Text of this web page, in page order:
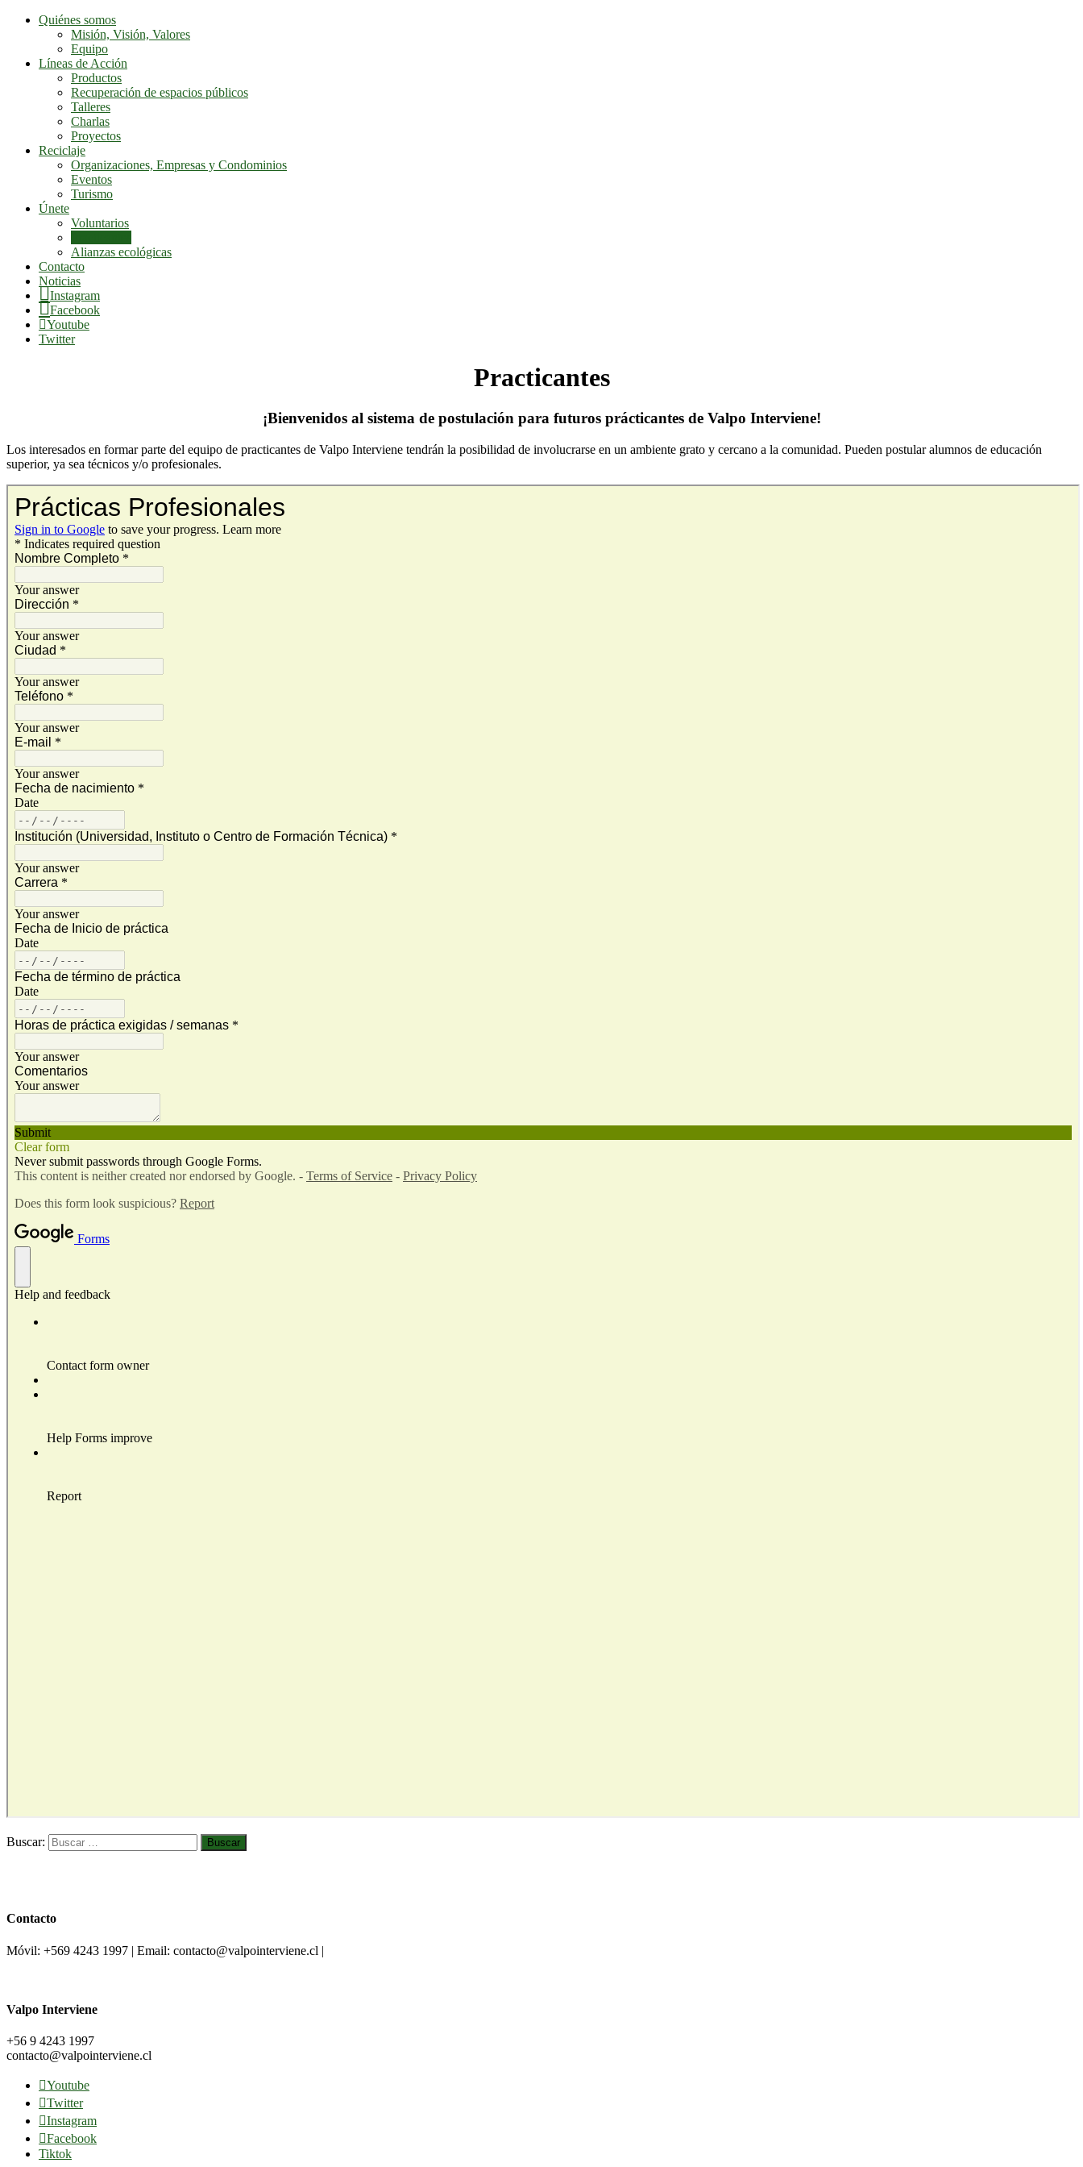
Quiénes somos
Misión, Visión, Valores
Equipo
Líneas de Acción
Productos
Recuperación de espacios públicos
Talleres
Charlas
Proyectos
Reciclaje
Organizaciones, Empresas y Condominios
Eventos
Turismo
Únete
Voluntarios
Alianzas ecológicas
Contacto
Noticias
Instagram
Facebook
Youtube
Twitter
Practicantes
¡Bienvenidos al sistema de postulación para futuros prácticantes de Valpo Interviene!
Los interesados en formar parte del equipo de practicantes de Valpo Interviene tendrán la posibilidad de involucrarse en un ambiente grato y cercano a la comunidad. Pueden postular alumnos de educación
superior, ya sea técnicos y/o profesionales.
Buscar:
Contacto
Móvil: +569 4243 1997 | Email: contacto@valpointerviene.cl |
Valpo Interviene
+56 9 4243 1997
contacto@valpointerviene.cl
Youtube
Twitter
Instagram
Facebook
Tiktok